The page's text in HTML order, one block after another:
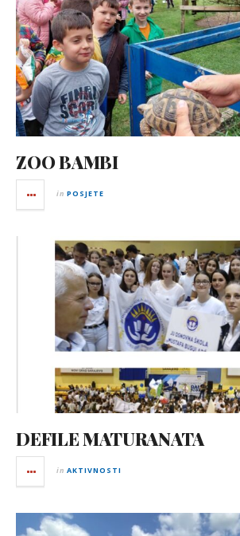
ZOO BAMBI
in POSJETE
DEFILE MATURANATA
in AKTIVNOSTI